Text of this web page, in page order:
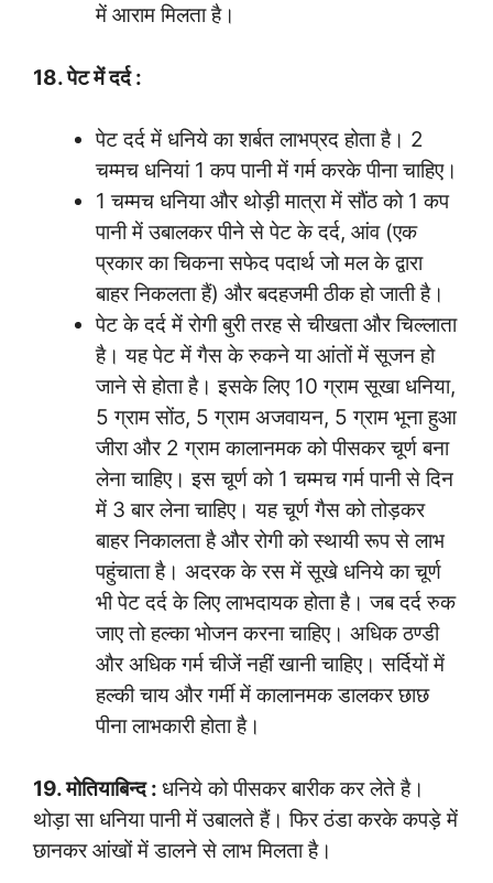
में आराम मिलता है।
18. पेट में दर्द :
पेट दर्द में धनिये का शर्बत लाभप्रद होता है। 2
चम्मच धनियां 1 कप पानी में गर्म करके पीना चाहिए।
1 चम्मच धनिया और थोड़ी मात्रा में सौंठ को 1 कप
पानी में उबालकर पीने से पेट के दर्द, आंव (एक
प्रकार का चिकना सफेद पदार्थ जो मल के द्वारा
बाहर निकलता हैं) और बदहजमी ठीक हो जाती है।
पेट के दर्द में रोगी बुरी तरह से चीखता और चिल्लाता
है। यह पेट में गैस के रुकने या आंतों में सूजन हो
जाने से होता है। इसके लिए 10 ग्राम सूखा धनिया,
5 ग्राम सोंठ, 5 ग्राम अजवायन, 5 ग्राम भूना हुआ
जीरा और 2 ग्राम कालानमक को पीसकर चूर्ण बना
लेना चाहिए। इस चूर्ण को 1 चम्मच गर्म पानी से दिन
में 3 बार लेना चाहिए। यह चूर्ण गैस को तोड़कर
बाहर निकालता है और रोगी को स्थायी रूप से लाभ
पहुंचाता है। अदरक के रस में सूखे धनिये का चूर्ण
भी पेट दर्द के लिए लाभदायक होता है। जब दर्द रुक
जाए तो हल्का भोजन करना चाहिए। अधिक ठण्डी
और अधिक गर्म चीजें नहीं खानी चाहिए। सर्दियों में
हल्की चाय और गर्मी में कालानमक डालकर छाछ
पीना लाभकारी होता है।
19. मोतियाबिन्द : धनिये को पीसकर बारीक कर लेते है।
थोड़ा सा धनिया पानी में उबालते हैं। फिर ठंडा करके कपड़े में
छानकर आंखों में डालने से लाभ मिलता है।